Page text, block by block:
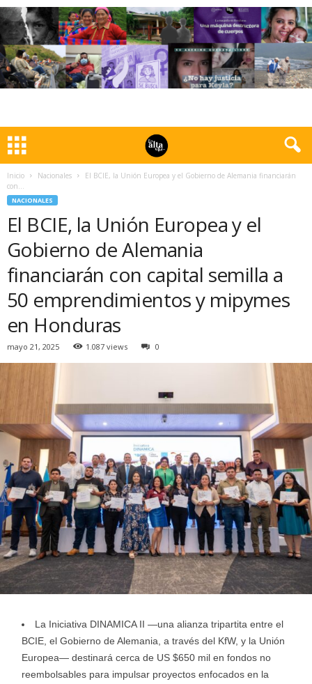
Inicio Nacionales
El BCIE, la Unión Europea y el Gobierno de Alemania financiarán
con...
NACIONALES
El BCIE, la Unión Europea y el
Gobierno de Alemania
financiarán con capital semilla a
50 emprendimientos y mipymes
en Honduras
mayo 21, 2025 1.087 views 0
La Iniciativa DINAMICA II —una alianza tripartita entre el
BCIE, el Gobierno de Alemania, a través del KfW, y la Unión
Europea— destinará cerca de US $650 mil en fondos no
reembolsables para impulsar proyectos enfocados en la